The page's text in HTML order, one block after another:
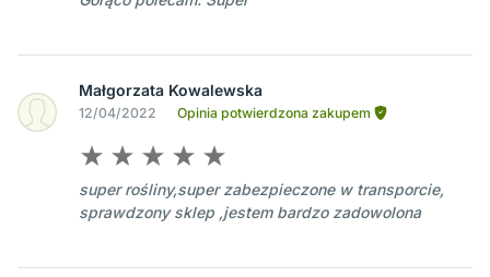
Małgorzata Kowalewska
12/04/2022 Opinia potwierdzona zakupem
super rośliny,super zabezpieczone w transporcie,
sprawdzony sklep ,jestem bardzo zadowolona